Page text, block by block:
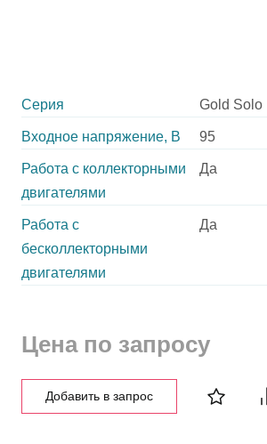
Серия Gold Solo
Входное напряжение, В 95
Работа с коллекторными
двигателями
Да
Работа с
бесколлекторными
двигателями
Да
Цена по запросу
Добавить в запрос